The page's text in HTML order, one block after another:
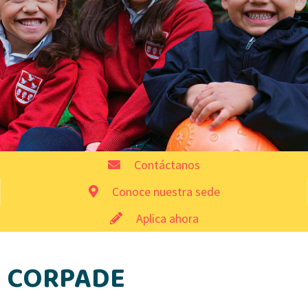
Contáctanos
Conoce nuestra sede
Aplica ahora
CORPADE